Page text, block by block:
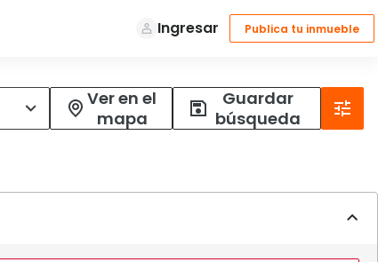
Ver en el
mapa
Guardar
búsqueda